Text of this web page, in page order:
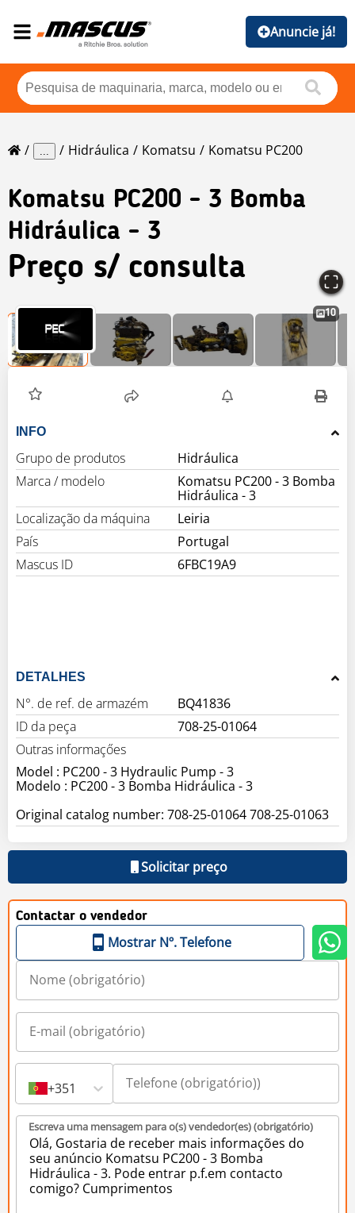
Anuncie já!
... Hidráulica Komatsu Komatsu PC200
Komatsu PC200 - 3 Bomba
Hidráulica - 3
Preço s/ consulta
10
INFO
Grupo de produtos
Hidráulica
Marca / modelo
Komatsu PC200 - 3 Bomba
Hidráulica - 3
Localização da máquina
Leiria
País
Portugal
Mascus ID
6FBC19A9
DETALHES
N°. de ref. de armazém
BQ41836
ID da peça
708-25-01064
Outras informaçőes
Model : PC200 - 3 Hydraulic Pump - 3
Modelo : PC200 - 3 Bomba Hidráulica - 3
Original catalog number: 708-25-01064 708-25-01063
Solicitar preço
Contactar o vendedor
Mostrar Nº. Telefone
+351
Escreva uma mensagem para o(s) vendedor(es) (obrigatório)